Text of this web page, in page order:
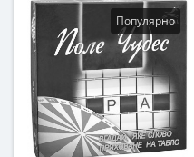
Развивающие
От 8-ми лет
Материал
Картон
Популярно